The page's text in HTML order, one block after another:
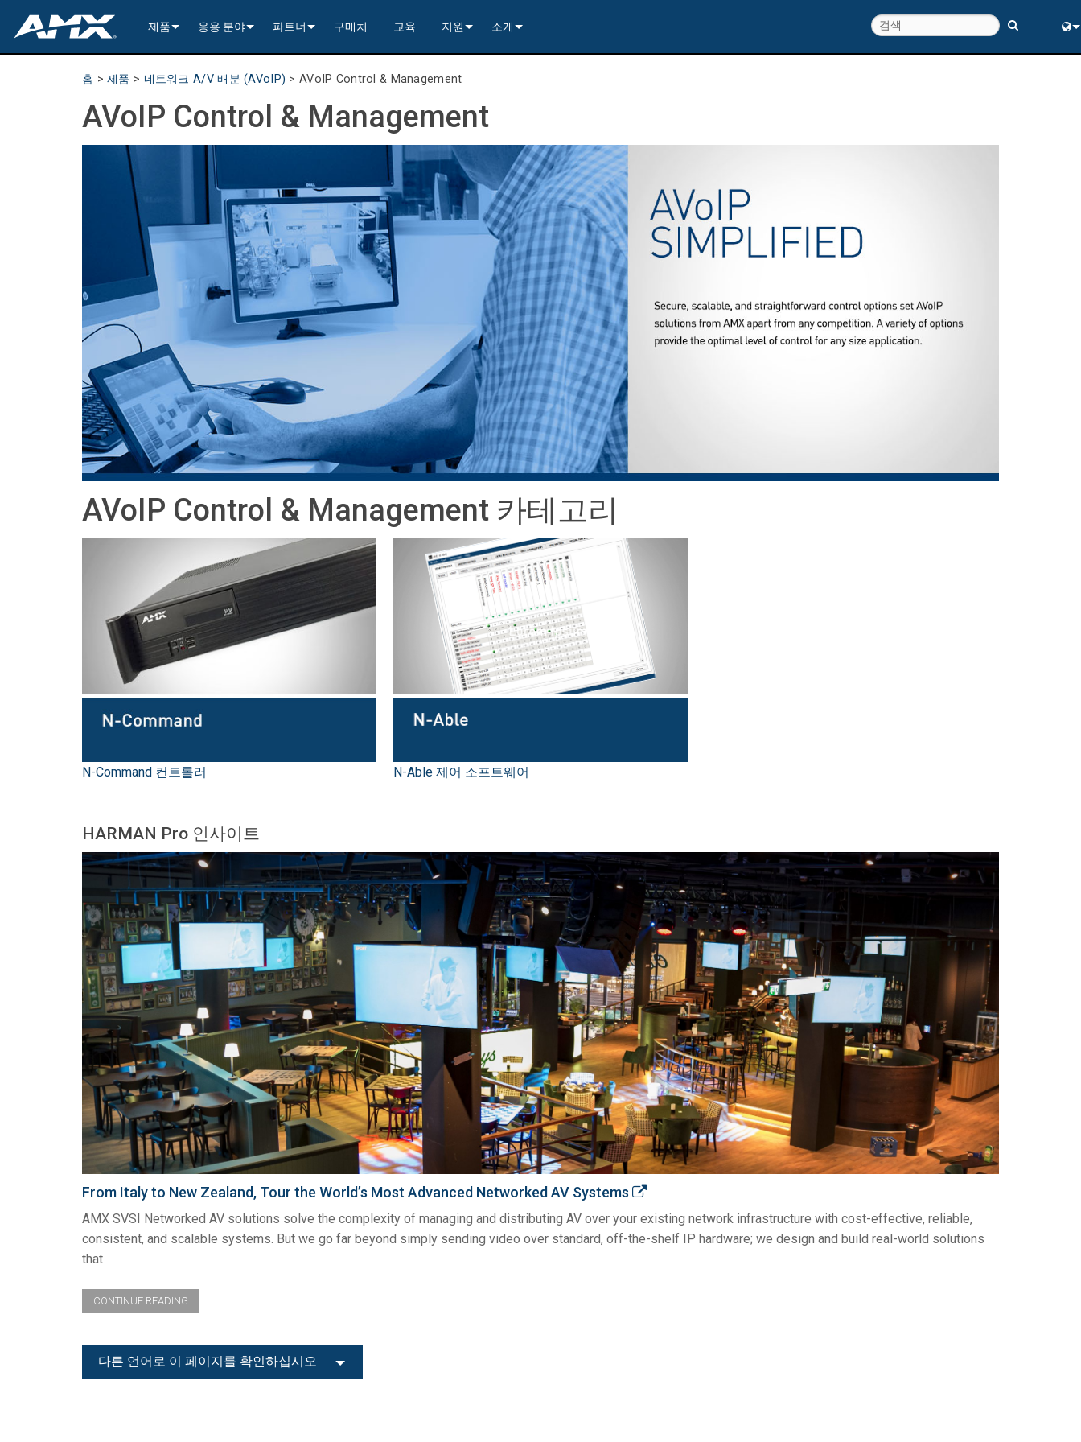
제품
N2600 Series (4K60)
N2000 Series (HD)
N1000 Series (HD)
>---------H.26x Solutions--------<
N3300 Series (4K60)
N3000 Series (HD)
>----------1G Solutions----------<
>---------H.264 Solutions--------<
N3000 Series (HD 9x1)
AVoIP Control & Management
N-Able Control Software
AVoIP 액세서리
장착
전원
All-In-One Presentation Switchers
DVX 4K60 (Up to 8x4 +2)
>------------------------------------------<
Incite 4K60 (8x1:3)
Jetpack (4K60 3x1) Switching, Transport, and Control Solution
>------------------------------------------<
Precis (4K60 4x2 - 8x8 +4)
>------------------------------------------<
CTC (4K60 6x1) Switching & Transport Kit w/ USB-C
CTP (4K30 4x1) Switching & Transport Kit
>------------------------------------------<
VPX (4K60 7x1 +1)
SDX (4K30 4x1 +1)
SDX (4K30 5x1 +1)
모듈형 스위칭 시스템>-----------Enova DGX------------<
인클로저 (중앙 컨트롤러 포함)
8x8
16x16
32x32
>------------------------------------------<
CPU Upgrade Kit
4K60 Cards and Endpoints
4K30 Cards and Endpoints
HD Cards and Endpoints
오디오 카드오디오 스위칭 보드 키트
오디오 인서트/익스트랙트 보드
A/V 원격 전송 솔루션
DXLink Fiber (>100m)
DXLink U/STP (<100m)
DXLite U/STP (<70m)
Switching & Transport Kits (<100m)
Switching, Transport, and Control Solution (<70m)
윈도우 프로세싱Precis (4K60 4x1 + 1)
전통적인 A/V 액세서리
마운팅
전원
케이블
EDID Management, Scaling, & Capture
UVC1-4K HDMI to USB Capture
윈도우 처리 >---------HDMI Solutions---------<
Precis (4K60 4x1 + 1)
>----------1G Solutions----------<
N2400 Series (4K60 4x1)
N2000 Series (4K30 4x1)
>---------H.264 Solutions--------<
HydraPort Enclosures & Grommets
HydraPort Modules
리트랙터블
Video
Cat 6
USB
파워 모듈
패스스루
공란
일정 관리 및 협업터치 패널 스케줄링
CTC (4K60 6x1) Switching & Transport Kit w/ USB-C
CTP (4K30 4x1) Switching & Transport Kit
사용자 인터페이스
터치 패널Varia
터치 패널 액세서리
마운팅
전원
기타
키패드 Metreau (Decora Style)
Massio (Surface Mount)
컨트롤러 포함 키패드
Massio ControlPads (Surface Mount)
TPC-TPI-PRO
TPC-ANDROID
TPC-WIN8
TPC-BYOD
제어 프로세싱중앙 제어기MUSE Controllers
NetLinx NX Controllers
IO Extenders
제어 액세서리마운팅
기타
사용자 인터페이스가 있는 컨트롤러
Massio ControlPads (Surface Mount)
스위칭 기능 컨트롤러
DGX
DVX 4K60
구성 및 관리 소프트웨어
MUSE Automator
MUSE Extension for VS Code
IREDIT2
NetLinx Studio
터치 패널 디자인
IREdit
드라이버 설계
Resource Management Suite (RMS)
N-Able Control Software
응용 분야
Learning Spaces
Stadiums & Arenas
Bars & Restaurants
Convention Centers
Unified Communication
파트너 구매처 교육 지원
RMA
제품 등록
컨설턴트 포털
>-------------------------<
상시 지원 센터
서비스
문서 다운로드
개발자 리소스
제품 아카이브
소개
뉴스
홈 >제품 > 네트워크 A/V 배분 (AVoIP) > AVoIP Control & Management
AVoIP Control & Management
AVoIP Control & Management 카테고리
N-Command 컨트롤러 N-Able 제어 소프트웨어
HARMAN Pro 인사이트
From Italy to New Zealand, Tour the World’s Most Advanced Networked AV Systems
AMX SVSI Networked AV solutions solve the complexity of managing and distributing AV over your existing network infrastructure with cost-effective, reliable,
consistent, and scalable systems. But we go far beyond simply sending video over standard, off-the-shelf IP hardware; we design and build real-world solutions
that
CONTINUE READING
다른 언어로 이 페이지를 확인하십시오